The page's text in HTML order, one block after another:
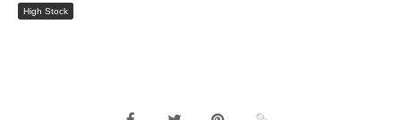
High Stock